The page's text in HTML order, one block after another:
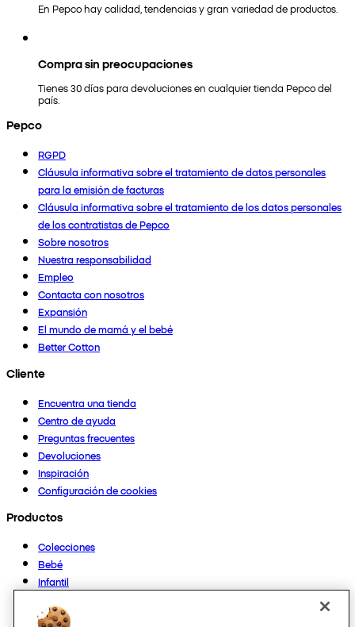
En Pepco hay calidad, tendencias y gran variedad de productos.
Compra sin preocupaciones
Tienes 30 días para devoluciones en cualquier tienda Pepco del
país.
Pepco
RGPD
Cláusula informativa sobre el tratamiento de datos personales
para la emisión de facturas
Cláusula informativa sobre el tratamiento de los datos personales
de los contratistas de Pepco
Sobre nosotros
Nuestra responsabilidad
Empleo
Contacta con nosotros
Expansión
El mundo de mamá y el bebé
Better Cotton
Cliente
Encuentra una tienda
Centro de ayuda
Preguntas frecuentes
Devoluciones
Inspiración
Configuración de cookies
Productos
Colecciones
Bebé
Infantil
Mujer